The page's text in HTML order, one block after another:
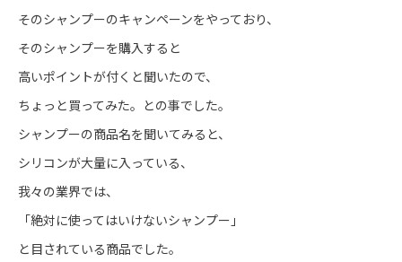
そのシャンプーのキャンペーンをやっており、
そのシャンプーを購入すると
高いポイントが付くと聞いたので、
ちょっと買ってみた。との事でした。
シャンプーの商品名を聞いてみると、
シリコンが大量に入っている、
我々の業界では、
「絶対に使ってはいけないシャンプー」
と目されている商品でした。